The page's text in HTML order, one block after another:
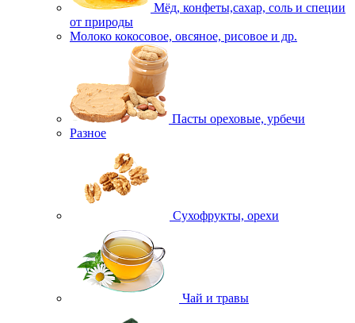
Мёд, конфеты,сахар, соль и специи
от природы
Молоко кокосовое, овсяное, рисовое и др.
Пасты ореховые, урбечи
Разное
Сухофрукты, орехи
Чай и травы